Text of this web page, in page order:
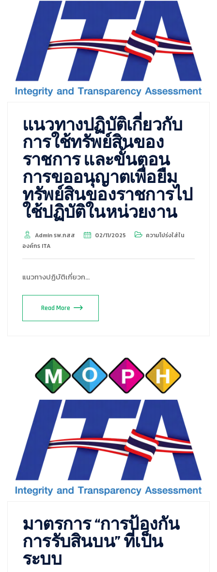
แนวทางปฏิบัติเกี่ยวกับ
การใช้ทรัพย์สินของ
ราชการ และขั้นตอน
การขออนุญาตเพื่อยืม
ทรัพย์สินของราชการไป
ใช้ปฏิบัติในหน่วยงาน
Admin รพ.กสส 02/11/2025
ความโปร่งใส่ใน
องค์กร ITA
แนวทางปฏิบัติเกี่ยวก…
Read More
มาตรการ “การป้องกัน
การรับสินบน” ที่เป็น
ระบบ